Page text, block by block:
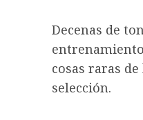
Decenas de
cosas raras
selección.